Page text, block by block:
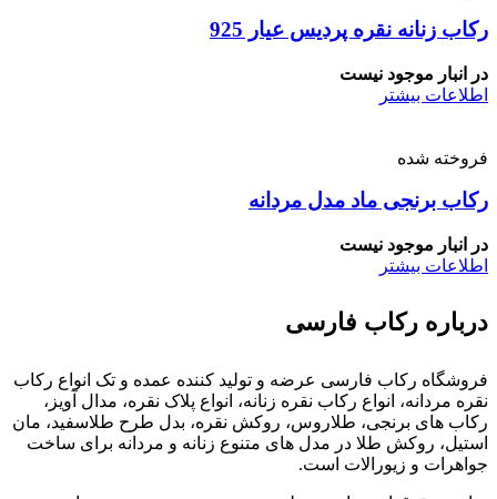
رکاب زنانه نقره پردیس عیار 925
در انبار موجود نیست
اطلاعات بیشتر
فروخته شده
رکاب برنجی ماد مدل مردانه
در انبار موجود نیست
اطلاعات بیشتر
درباره رکاب فارسی
فروشگاه رکاب فارسی عرضه و تولید کننده عمده و تک انواع رکاب
نقره مردانه، انواع رکاب نقره زنانه، انواع پلاک نقره، مدال آویز،
رکاب های برنجی، طلاروس، روکش نقره، بدل طرح طلاسفید، مان
استیل، روکش طلا در مدل های متنوع زنانه و مردانه برای ساخت
جواهرات و زیورالات است.